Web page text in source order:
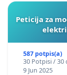
Peticija za
587 potpis(a)
30 Potpisi / 30
9 Jun 2025